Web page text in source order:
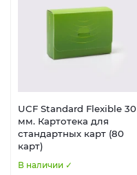
UCF Standard Flexible 30
мм. Картотека для
стандартных карт (80
карт)
В наличии ✓